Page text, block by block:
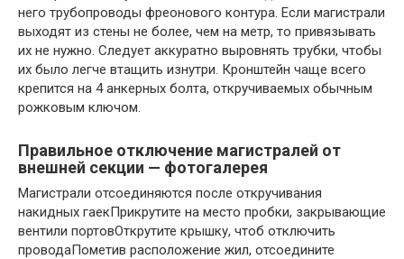
него трубопроводы фреонового контура. Если магистрали
выходят из стены не более, чем на метр, то привязывать
их не нужно. Следует аккуратно выровнять трубки, чтобы
их было легче втащить изнутри. Кронштейн чаще всего
крепится на 4 анкерных болта, откручиваемых обычным
рожковым ключом.
Правильное отключение магистралей от
внешней секции — фотогалерея
Магистрали отсоединяются после откручивания
накидных гаекПрикрутите на место пробки, закрывающие
вентили портовОткрутите крышку, чтоб отключить
проводаПометив расположение жил, отсоедините